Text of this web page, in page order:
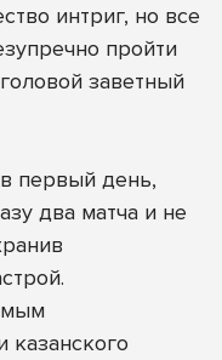
интриг, но все
пройти
заветный
первый день,
два матча и не
казанского